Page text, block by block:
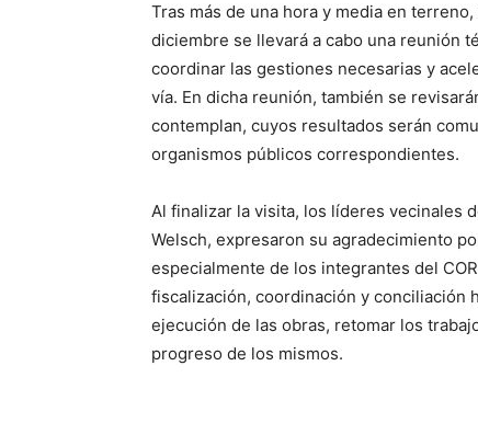
Tras más de una hora y media en
diciembre se llevará a cabo una reunión
coordinar las gestiones necesarias y
vía. En dicha reunión, también se
contemplan, cuyos resultados serán
organismos públicos correspondientes.
Al finalizar la visita, los líderes vecinales
Welsch, expresaron su agradecimiento
especialmente de los integrantes del
fiscalización, coordinación y conciliación
ejecución de las obras, retomar los
progreso de los mismos.